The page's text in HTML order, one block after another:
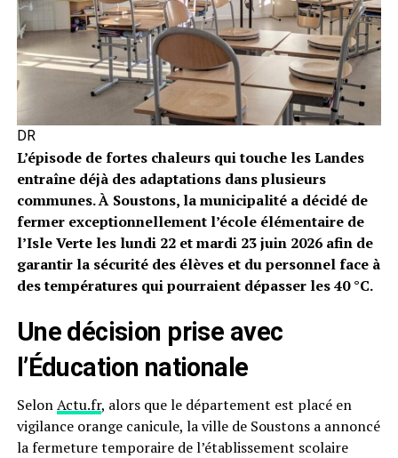
DR
L’épisode de fortes chaleurs qui touche les Landes
entraîne déjà des adaptations dans plusieurs
communes. À Soustons, la municipalité a décidé de
fermer exceptionnellement l’école élémentaire de
l’Isle Verte les lundi 22 et mardi 23 juin 2026 afin de
garantir la sécurité des élèves et du personnel face à
des températures qui pourraient dépasser les 40 °C.
Une décision prise avec
l’Éducation nationale
SelonActu.fr, alors que le département est placé en
vigilance orange canicule, la ville de Soustons a annoncé
la fermeture temporaire de l’établissement scolaire